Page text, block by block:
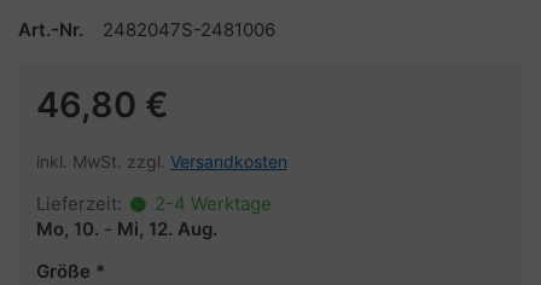
Art.-Nr. 2482047S-2481006
46,80 €
inkl. MwSt. zzgl. Versandkosten
Lieferzeit:
2-4 Werktage
Mo, 10. - Mi, 12. Aug.
Größe